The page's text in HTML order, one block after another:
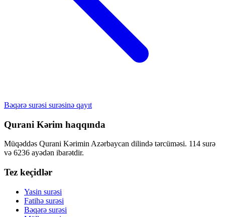
Bəqərə surəsi surəsinə qayıt
Qurani Kərim haqqında
Müqəddəs Qurani Kərimin Azərbaycan dilində tərcüməsi. 114 surə
və 6236 ayədən ibarətdir.
Tez keçidlər
Yasin surəsi
Fatihə surəsi
Bəqərə surəsi